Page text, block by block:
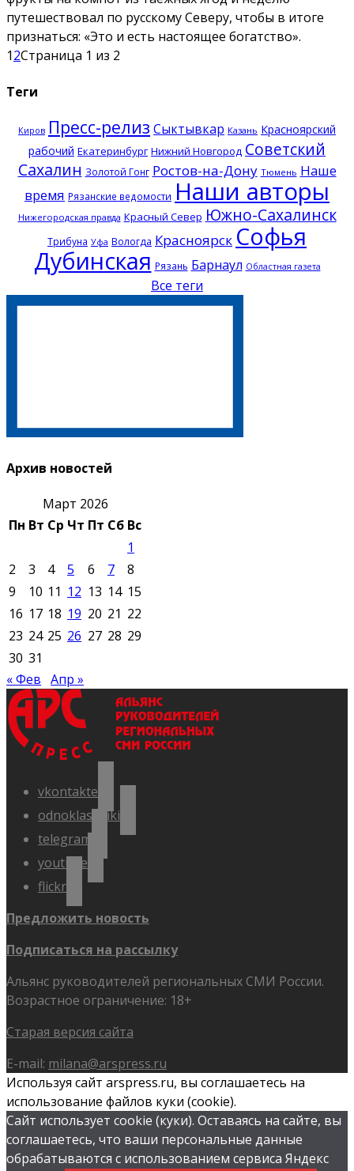
путешествовал по русскому Северу, чтобы в итоге
признаться: «Это и есть настоящее богатство».
12Страница 1 из 2
Теги
Киров Пресс-релиз Сыктывкар Казань Красноярский
рабочий Екатеринбург Нижний Новгород Советский
Сахалин Золотой Гонг Ростов-на-Дону Тюмень Наше
время Рязанские ведомости Наши авторы
Нижегородская правда Красный Север Южно-Сахалинск
Трибуна Уфа Вологда Красноярск Софья
Дубинская Рязань Барнаул Областная газета
Все теги
Архив новостей
Март 2026
Пн Вт Ср Чт Пт Сб Вс
1
2
3 4 5 6 7
8
9
10 11 12 13 14 15
16 17 18 19 20 21 22
23 24 25 26 27 28 29
30 31
« Фев Апр »
vkontakte
odnoklassniki
telegram
youtube
flickr
Предложить новость
Подписаться на рассылку
Альянс руководителей региональных СМИ России.
Возрастное ограничение: 18+
Старая версия сайта
E-mail: milana@arspress.ru
Используя сайт arspress.ru, вы соглашаетесь на
использование файлов куки (cookie).
Сайт использует cookie (куки). Оставаясь на сайте, вы
соглашаетесь, что ваши персональные данные
обрабатываются с использованием сервиса Яндекс